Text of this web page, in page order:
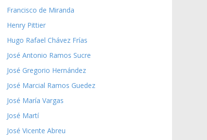
Francisco de Miranda
Henry Pittier
Hugo Rafael Chávez Frías
José Antonio Ramos Sucre
José Gregorio Hernández
José Marcial Ramos Guedez
José María Vargas
José Martí
José Vicente Abreu